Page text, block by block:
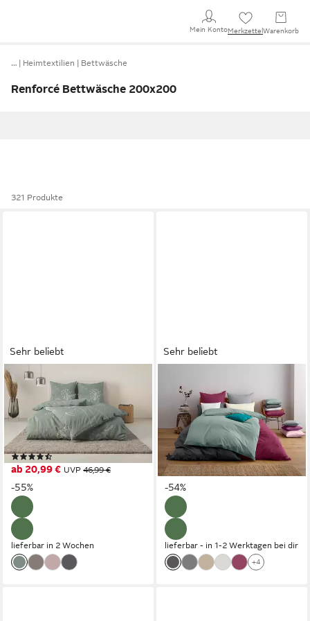
Mein KontoMerkzettel Warenkorb
… Heimtextilien Bettwäsche
Renforcé Bettwäsche 200x200
321 Produkte
Sehr beliebt
OTTO HOME
Bettwäsche Soucy, Renforcé,
2 teilig, ab Gr. 135x200, 100%
Baumwolle, Renforcé &
PREMIUM Satin (TC300)
(373)
ab 20,99 € UVP 46,99 €
-55%
lieferbar in 2 Wochen
Sehr beliebt
Bettwäsche Luisa, Renforcé,
2 teilig, 4 Qualitäten für dein
perfektes Schlafgefühl (von
Komfort bis Premium)
(277)
ab 19,49 € UVP41,99 €
-54%
lieferbar - in 1-2 Werktagen bei dir
+4